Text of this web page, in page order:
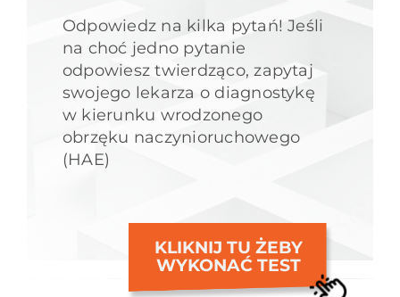
Odpowiedz na kilka pytań! Jeśli
na choć jedno pytanie
odpowiesz twierdząco, zapytaj
swojego lekarza o diagnostykę
w kierunku wrodzonego
obrzęku naczynioruchowego
(HAE)
KLIKNIJ TU ŻEBY
WYKONAĆ TEST